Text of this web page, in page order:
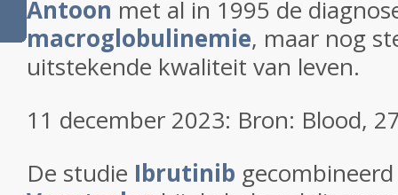
Antoon met al in 1995 de
macroglobulinemie, maar nog
uitstekende kwaliteit van leven.
11 december 2023: Bron: Blood,
De studie Ibrutinib